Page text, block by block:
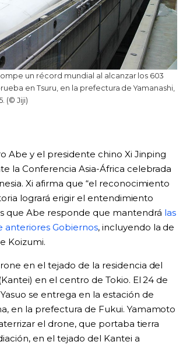
un récord mundial al alcanzar los 603
en Tsuru, en la prefectura de Yamanashi,
(© Jiji)
Abe y el presidente chino Xi Jinping
la Conferencia Asia-África celebrada
Xi afirma que “el reconocimiento
logrará erigir el entendimiento
que Abe responde que mantendrá las
anteriores Gobiernos, incluyendo la de
Koizumi.
en el tejado de la residencia del
en el centro de Tokio. El 24 de
se entrega en la estación de
en la prefectura de Fukui. Yamamoto
el drone, que portaba tierra
en el tejado del Kantei a